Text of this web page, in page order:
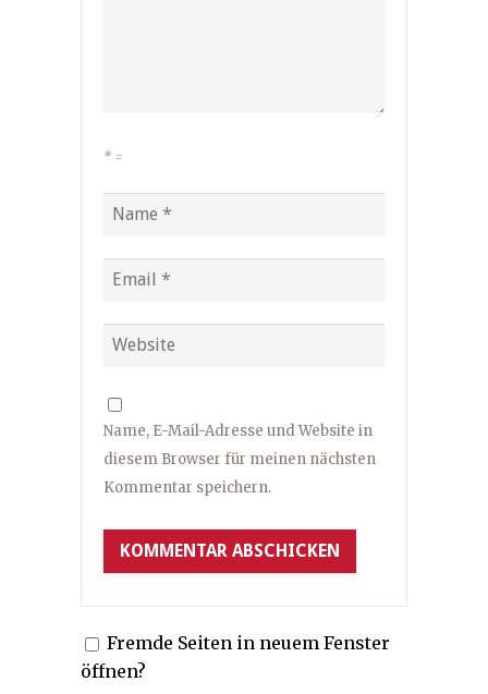
* =
Name, E-Mail-Adresse und Website in
diesem Browser für meinen nächsten
Kommentar speichern.
Fremde Seiten in neuem Fenster
öffnen?